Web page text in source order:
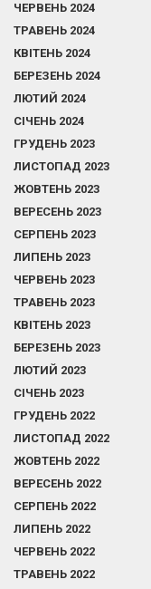
ЧЕРВЕНЬ 2024
ТРАВЕНЬ 2024
КВІТЕНЬ 2024
БЕРЕЗЕНЬ 2024
ЛЮТИЙ 2024
СІЧЕНЬ 2024
ГРУДЕНЬ 2023
ЛИСТОПАД 2023
ЖОВТЕНЬ 2023
ВЕРЕСЕНЬ 2023
СЕРПЕНЬ 2023
ЛИПЕНЬ 2023
ЧЕРВЕНЬ 2023
ТРАВЕНЬ 2023
КВІТЕНЬ 2023
БЕРЕЗЕНЬ 2023
ЛЮТИЙ 2023
СІЧЕНЬ 2023
ГРУДЕНЬ 2022
ЛИСТОПАД 2022
ЖОВТЕНЬ 2022
ВЕРЕСЕНЬ 2022
СЕРПЕНЬ 2022
ЛИПЕНЬ 2022
ЧЕРВЕНЬ 2022
ТРАВЕНЬ 2022